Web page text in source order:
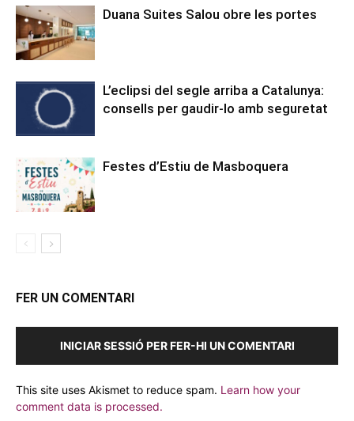
Duana Suites Salou obre les portes
L’eclipsi del segle arriba a Catalunya:
consells per gaudir-lo amb seguretat
Festes d’Estiu de Masboquera
FER UN COMENTARI
INICIAR SESSIÓ PER FER-HI UN COMENTARI
This site uses Akismet to reduce spam. Learn how your
comment data is processed.